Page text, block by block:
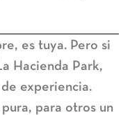
es tuya. Pero si
Hacienda Park,
experiencia.
para otros un